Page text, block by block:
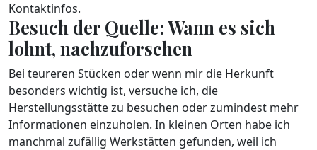
Kontaktinfos.
Besuch der Quelle: Wann es sich
lohnt, nachzuforschen
Bei teureren Stücken oder wenn mir die Herkunft
besonders wichtig ist, versuche ich, die
Herstellungsstätte zu besuchen oder zumindest mehr
Informationen einzuholen. In kleinen Orten habe ich
manchmal zufällig Werkstätten gefunden, weil ich